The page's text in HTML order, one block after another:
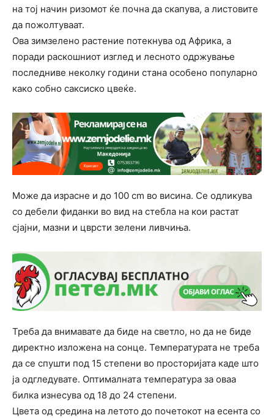
на тој начин ризомот ќе почна да скапува, а листовите
да пожолтуваат.
Ова зимзелено растение потекнува од Африка, а
поради раскошниот изглед и лесното одржување
последниве неколку години стана особено популарно
како собно саксиско цвеќе.
Може да израсне и до 100 cm во висина. Се одликува
со дебели фиданки во вид на стебла на кои растат
сјајни, мазни и цврсти зелени ливчиња.
Треба да внимавате да биде на светло, но да не биде
директно изложена на сонце. Температурата не треба
да се спушти под 15 степени во просторијата каде што
ја одгледувате. Оптималната температура за оваа
билка изнесува од 18 до 24 степени.
Цвета од средина на летото до почетокот на есента со